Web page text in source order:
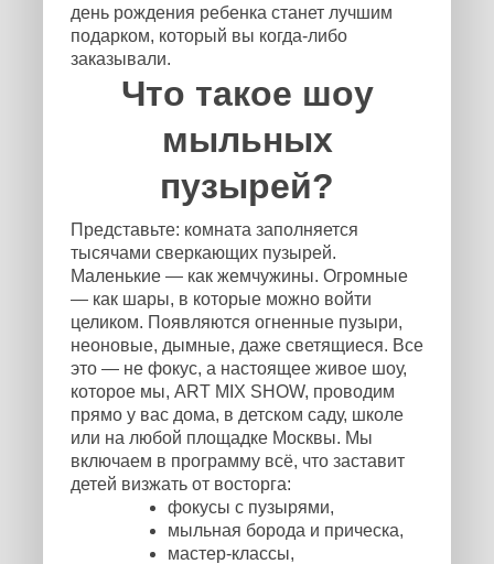
день рождения ребенка станет лучшим
подарком, который вы когда-либо
заказывали.
Что такое шоу
мыльных
пузырей?
Представьте: комната заполняется
тысячами сверкающих пузырей.
Маленькие — как жемчужины. Огромные
— как шары, в которые можно войти
целиком. Появляются огненные пузыри,
неоновые, дымные, даже светящиеся. Все
это — не фокус, а настоящее живое шоу,
которое мы, ART MIX SHOW, проводим
прямо у вас дома, в детском саду, школе
или на любой площадке Москвы. Мы
включаем в программу всё, что заставит
детей визжать от восторга:
фокусы с пузырями,
мыльная борода и прическа,
мастер-классы,